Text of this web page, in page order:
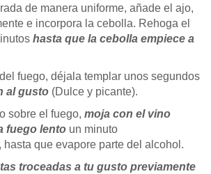
de manera uniforme, añade el ajo,
e incorpora la cebolla. Rehoga el
hasta que la cebolla empiece a
fuego, déjala templar unos segundos
al gusto (Dulce y picante).
sobre el fuego, moja con el vino
fuego lento un minuto
hasta que evapore parte del alcohol.
troceadas a tu gusto previamente